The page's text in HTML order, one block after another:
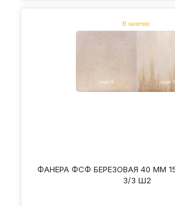
ФАНЕРА ФСФ БЕРЕЗОВАЯ 40 ММ
3/3 Ш2